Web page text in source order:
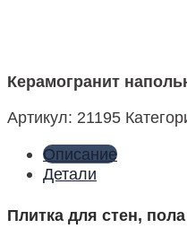
Керамогранит
Артикул: 21195
Описание
Детали
Плитка для стен,